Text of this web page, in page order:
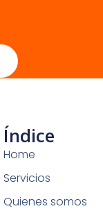
Índice
Home
Servicios
Quienes somos